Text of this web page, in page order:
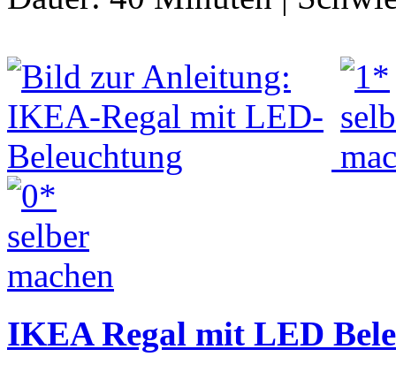
IKEA Regal mit LED